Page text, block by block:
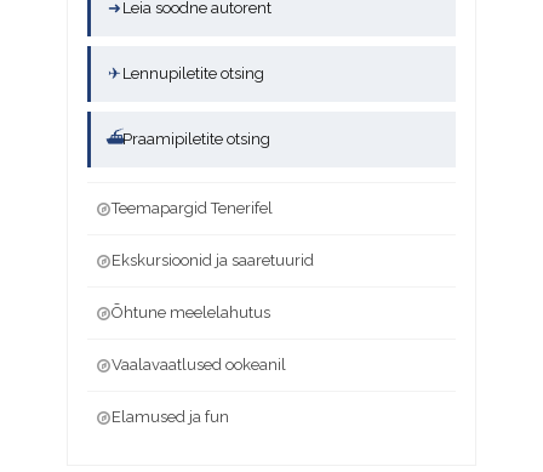
➜ Leia soodne autorent
✈ Lennupiletite otsing
⛴Praamipiletite otsing
Teemapargid Tenerifel
Ekskursioonid ja saaretuurid
Õhtune meelelahutus
Vaalavaatlused ookeanil
Elamused ja fun